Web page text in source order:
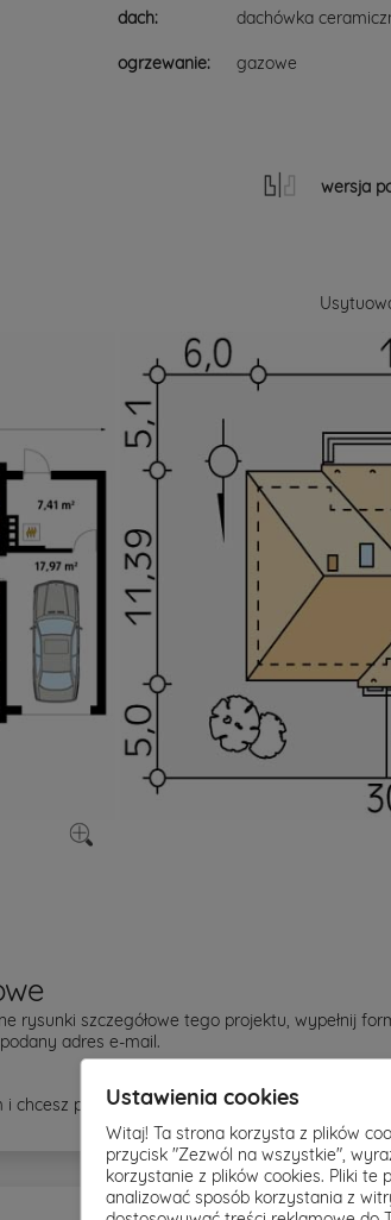
dach: dachówka
ogrzewanie: gazowe
wersja
rysunki szczegółowe tego projektu, wypełnij
adres e-mail.
chcesz pobrać rysunki szczegółowe - kliknij
Ustawienia cookies
Witaj! Ta strona korzysta z plików
przycisk "Zezwól na wszystkie",
korzystanie z plików cookies. Pliki te
analizować sposób korzystania z